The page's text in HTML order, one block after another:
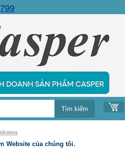
Website của chúng tôi.